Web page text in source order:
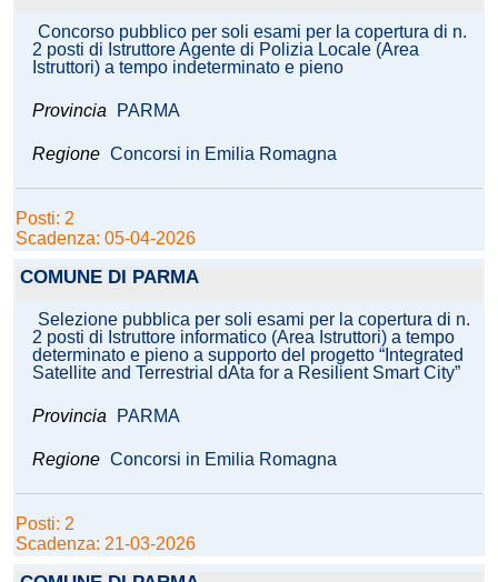
Concorso pubblico per soli esami per la copertura di n.
2 posti di Istruttore Agente di Polizia Locale (Area
Istruttori) a tempo indeterminato e pieno
Provincia PARMA
Regione Concorsi in Emilia Romagna
Posti: 2
Scadenza: 05-04-2026
COMUNE DI PARMA
Selezione pubblica per soli esami per la copertura di n.
2 posti di Istruttore informatico (Area Istruttori) a tempo
determinato e pieno a supporto del progetto “Integrated
Satellite and Terrestrial dAta for a Resilient Smart City”
Provincia PARMA
Regione Concorsi in Emilia Romagna
Posti: 2
Scadenza: 21-03-2026